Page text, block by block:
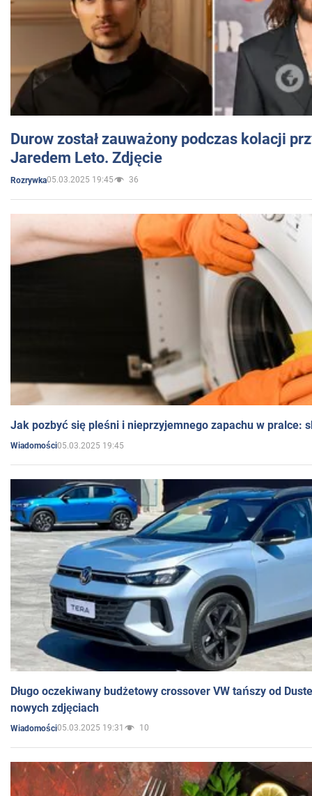
Durow został zauważony podczas kolacji
Jaredem Leto. Zdjęcie
Rozrywka05.03.2025 19:45 36
Jak pozbyć się pleśni i nieprzyjemnego zapachu w pralce:
Wiadomości05.03.2025 19:45
Długo oczekiwany budżetowy crossover VW tańszy od
nowych zdjęciach
Wiadomości05.03.2025 19:31 10